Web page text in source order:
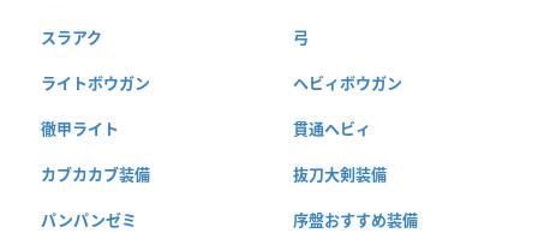
スラアク 弓
ライトボウガン ヘビィボウガン
徹甲ライト 貫通ヘビィ
カブカカブ装備 抜刀大剣装備
パンパンゼミ 序盤おすすめ装備